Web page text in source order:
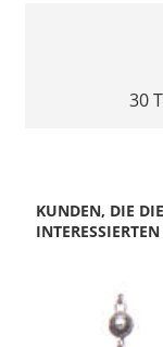
30
KUNDEN, DIE